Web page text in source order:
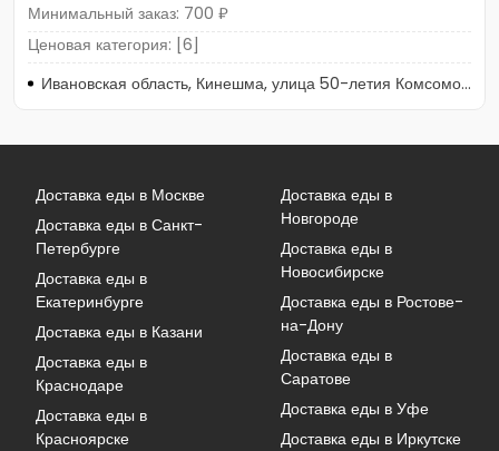
Минимальный заказ: 700 ₽
Ценовая категория: [6]
Ивановская область, Кинешма, улица 50-летия Комсомола, 39с1
Доставка еды в Москве
Доставка еды в Санкт-
Петербурге
Доставка еды в
Екатеринбурге
Доставка еды в Казани
Доставка еды в
Краснодаре
Доставка еды в
Красноярске
Доставка еды в
Новгороде
Доставка еды в
Новосибирске
Доставка еды в Ростове-
на-Дону
Доставка еды в
Саратове
Доставка еды в Уфе
Доставка еды в Иркутске